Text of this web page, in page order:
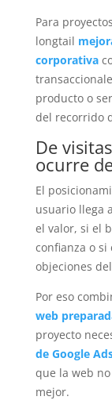
Para
longtail
corporativa
producto o
del recorrido
De
ocurre
El
usuario llega
el valor, si el
confianza o
objeciones
Por eso
web
proyecto
de Google
que la web
mejor.